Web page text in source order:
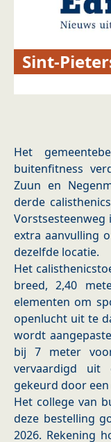
Sint-
Het
buitenfitness
Zuun en
derde
Vorstsesteenweg
extra aanvulling
dezelfde locatie.
Het
breed, 2,40
elementen om
openlucht uit te
wordt
bij 7 meter
vervaardigd uit
gekeurd door
Het college van
deze bestelling
2026. Rekening